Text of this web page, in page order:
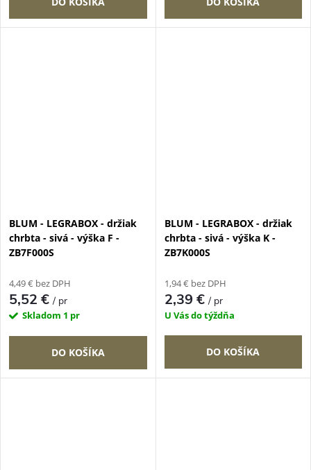
BLUM - LEGRABOX - držiak
chrbta - sivá - výška F -
ZB7F000S
4,49 € bez DPH
5,52 €/ pr
Skladom 1 pr
DO KOŠÍKA
BLUM - LEGRABOX - držiak
chrbta - sivá - výška K -
ZB7K000S
1,94 € bez DPH
2,39 €/ pr
U Vás do týždňa
DO KOŠÍKA